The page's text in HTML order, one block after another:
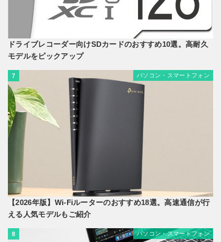
ドライブレコーダー向けSDカードのおすすめ10選。高耐久
モデルをピックアップ
7 パソコン・スマートフォン
【2026年版】Wi-Fiルーターのおすすめ18選。高速通信が行
える人気モデルもご紹介
8 パソコン・スマートフォン